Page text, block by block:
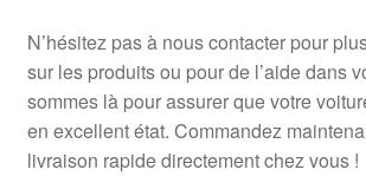
N’hésitez pas à nous contacter pour
sur les produits ou pour de l’aide dans
sommes là pour assurer que votre
en excellent état. Commandez
livraison rapide directement chez vous !